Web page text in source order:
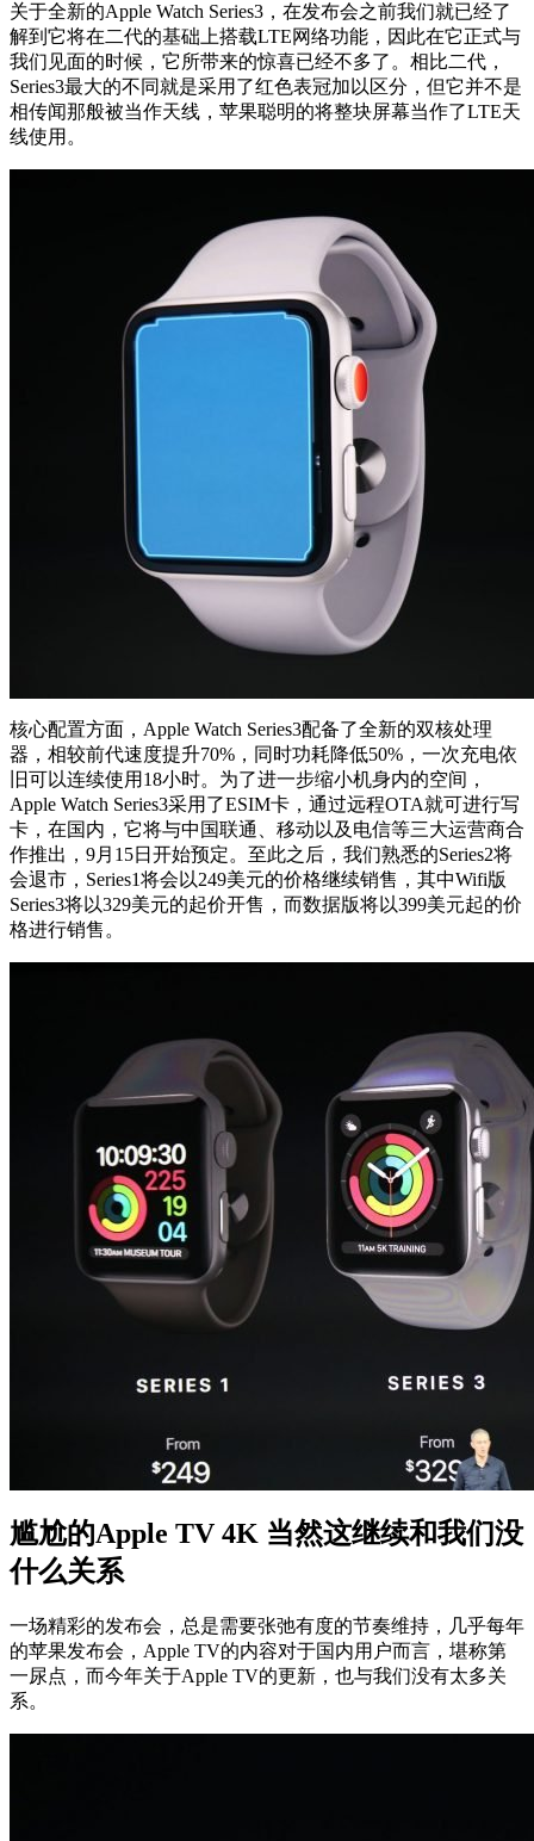
关于全新的Apple Watch Series3，在发布会之前我们就已经了
解到它将在二代的基础上搭载LTE网络功能，因此在它正式与
我们见面的时候，它所带来的惊喜已经不多了。相比二代，
Series3最大的不同就是采用了红色表冠加以区分，但它并不是
相传闻那般被当作天线，苹果聪明的将整块屏幕当作了LTE天
线使用。
核心配置方面，Apple Watch Series3配备了全新的双核处理
器，相较前代速度提升70%，同时功耗降低50%，一次充电依
旧可以连续使用18小时。为了进一步缩小机身内的空间，
Apple Watch Series3采用了ESIM卡，通过远程OTA就可进行写
卡，在国内，它将与中国联通、移动以及电信等三大运营商合
作推出，9月15日开始预定。至此之后，我们熟悉的Series2将
会退市，Series1将会以249美元的价格继续销售，其中Wifi版
Series3将以329美元的起价开售，而数据版将以399美元起的价
格进行销售。
尴尬的Apple TV 4K 当然这继续和我们没
什么关系
一场精彩的发布会，总是需要张弛有度的节奏维持，几乎每年
的苹果发布会，Apple TV的内容对于国内用户而言，堪称第
一尿点，而今年关于Apple TV的更新，也与我们没有太多关
系。